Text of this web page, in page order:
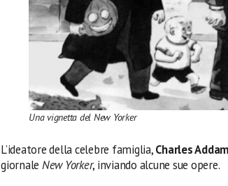
Una vignetta del New Yorker
L’ideatore della celebre famiglia,Charles
giornale New Yorker, inviando alcune sue opere.